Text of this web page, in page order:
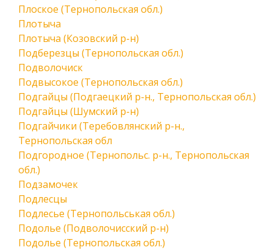
Плоское (Тернопольская обл.)
Плотыча
Плотыча (Козовский р-н)
Подберезцы (Тернопольская обл.)
Подволочиск
Подвысокое (Тернопольская обл.)
Подгайцы (Подгаецкий р-н., Тернопольская обл.)
Подгайцы (Шумский р-н)
Подгайчики (Теребовлянский р-н.,
Тернопольская обл
Подгородное (Тернопольс. р-н., Тернопольская
обл.)
Подзамочек
Подлесцы
Подлесье (Тернопольськая обл.)
Подолье (Подволочисский р-н)
Подолье (Тернопольская обл.)